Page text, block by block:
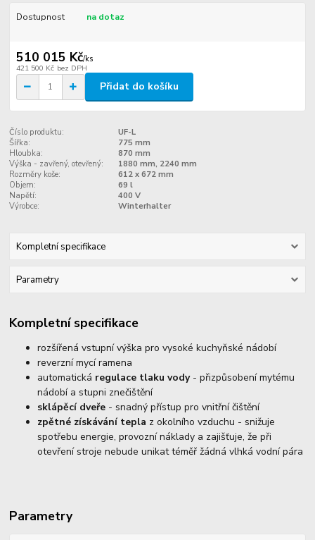
Dostupnost na dotaz
510 015 Kč/ks
421 500 Kč bez DPH
Přidat do košíku
Číslo produktu:
UF-L
Šířka:
775 mm
Hloubka:
870 mm
Výška - zavřený, otevřený:
1880 mm, 2240 mm
Rozměry koše:
612 x 672 mm
Objem:
69 l
Napětí:
400 V
Výrobce:
Winterhalter
Kompletní specifikace
Parametry
Kompletní specifikace
rozšířená vstupní výška pro vysoké kuchyňské nádobí
reverzní mycí ramena
automatická regulace tlaku vody - přizpůsobení mytému
nádobí a stupni znečištění
sklápěcí dveře - snadný přístup pro vnitřní čištění
zpětné získávání tepla z okolního vzduchu - snižuje
spotřebu energie, provozní náklady a zajišťuje, že při
otevření stroje nebude unikat téměř žádná vlhká vodní pára
Parametry